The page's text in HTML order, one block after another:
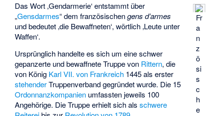
Fr
a
n
z
ö
si
s
c
h
e
Das Wort ‚Gendarmerie‘ entstammt über
„Gensdarmes“ dem französischengens d’armes
und bedeutet ‚die Bewaffneten‘, wörtlich ‚Leute unter
Waffen‘.
Ursprünglich handelte es sich um eine schwer
gepanzerte und bewaffnete Truppe von Rittern, die
von König Karl VII. von Frankreich 1445 als erster
stehenderTruppenverband gegründet wurde. Die 15
Ordonnanzkompanien umfassten jeweils 100
Angehörige. Die Truppe erhielt sich alsschwere